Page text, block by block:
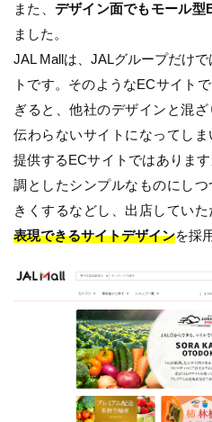
また、 デザイン面でもモール型
ました。
JAL Mallは、JALグループだけ
トです。そのようなECサイト
ぎると、他社のデザインと混
伝わらないサイトになってし
提供するECサイトではありま
調としたシンプルなものにし
きくするなどし、出店していた
表現できるサイトデザインを採